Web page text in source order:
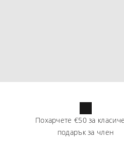
Похарчете €50 за
подарък за член